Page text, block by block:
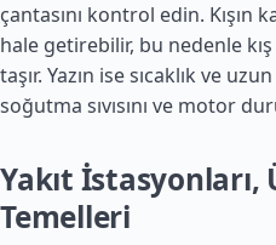
çantasını kontrol edin. Kışın
hale getirebilir, bu nedenle
taşır. Yazın ise sıcaklık ve
soğutma sıvısını ve motor
Yakıt
Temelleri